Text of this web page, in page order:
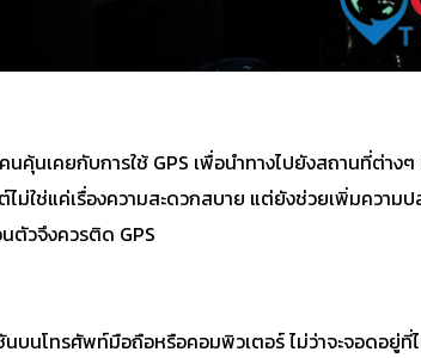
นเคยกับการใช้ GPS เพื่อนำทางไปยังสถานที่ต่างๆ
ไม่ใช่แค่เรื่องความสะดวกสบาย แต่ยังช่วยเพิ่มควา
ตัวจึงควรติด GPS
บนโทรศัพท์มือถือหรือคอมพิวเตอร์ ไม่ว่าจะจอดอยู่ที่